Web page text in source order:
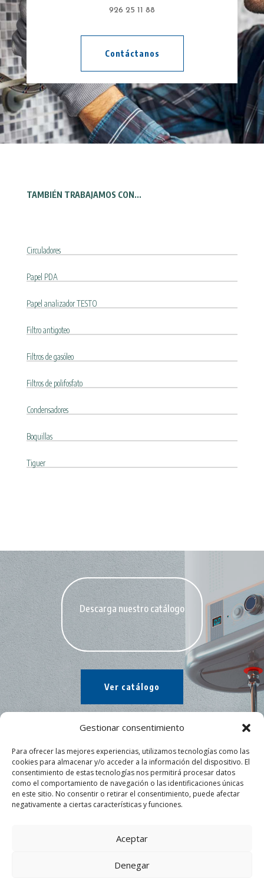
Gestionar consentimiento
Para ofrecer las mejores experiencias, utilizamos tecnologías como las
cookies para almacenar y/o acceder a la información del dispositivo. El
consentimiento de estas tecnologías nos permitirá procesar datos
como el comportamiento de navegación o las identificaciones únicas
en este sitio. No consentir o retirar el consentimiento, puede afectar
negativamente a ciertas características y funciones.
Aceptar
Denegar
926 25 11 88
Contáctanos
TAMBIÉN TRABAJAMOS CON...
Circuladores
Papel PDA
Papel analizador TESTO
Filtro antigoteo
Filtros de gasóleo
Filtros de polifosfato
Condensadores
Boquillas
Tiguer
Descarga nuestro catálogo
Ver catálogo